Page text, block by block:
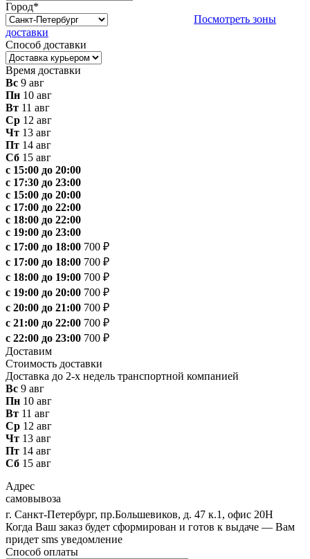
Город*
Посмотреть зоны
доставки
Способ доставки
Время доставки
Вс 9 авг
Пн 10 авг
Вт 11 авг
Ср 12 авг
Чт 13 авг
Пт 14 авг
Сб 15 авг
с 15:00 до 20:00
с 17:30 до 23:00
с 15:00 до 20:00
с 17:00 до 22:00
с 18:00 до 22:00
с 19:00 до 23:00
с 17:00 до 18:00 700 ₽
с 17:00 до 18:00 700 ₽
с 18:00 до 19:00 700 ₽
с 19:00 до 20:00 700 ₽
с 20:00 до 21:00 700 ₽
с 21:00 до 22:00 700 ₽
с 22:00 до 23:00 700 ₽
Доставим
Стоимость доставки
Доставка до 2-х недель транспортной компанией
Вс 9 авг
Пн 10 авг
Вт 11 авг
Ср 12 авг
Чт 13 авг
Пт 14 авг
Сб 15 авг
Адрес
самовывоза
г. Санкт-Петербург, пр.Большевиков, д. 47 к.1, офис 20Н
Когда Ваш заказ будет сформирован и готов к выдаче — Вам
придет sms уведомление
Способ оплаты